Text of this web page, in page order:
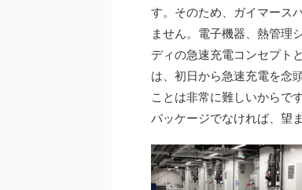
す。そのため、ガイマース
ません。電子機器、熱管理
ディの急速充電コンセプト
は、初日から急速充電を念
ことは非常に難しいからで
パッケージでなければ、望